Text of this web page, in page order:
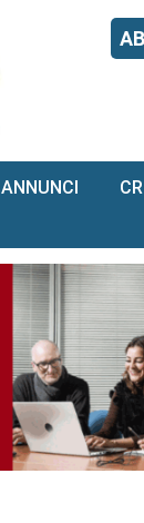
ANNUNCI